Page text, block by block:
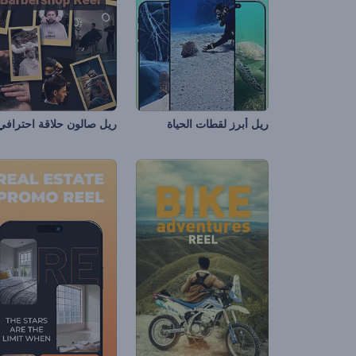
ريل أبرز لقطات الحياة ريل صالون حلاقة